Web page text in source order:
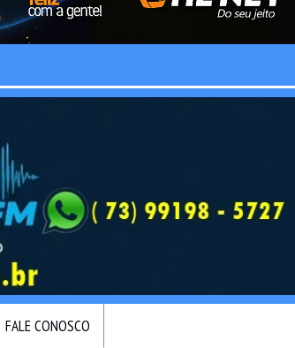
FALE CONOSCO